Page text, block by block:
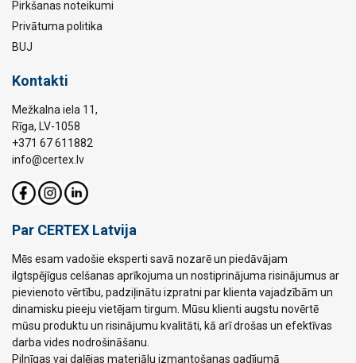
Pirkšanas noteikumi
Privātuma politika
BUJ
Kontakti
Mežkalna iela 11,
Rīga, LV-1058
+371 67 611882
info@certex.lv
Par CERTEX Latvija
Mēs esam vadošie eksperti savā nozarē un piedāvājam
ilgtspējīgus celšanas aprīkojuma un nostiprinājuma risinājumus ar
pievienoto vērtību, padziļinātu izpratni par klienta vajadzībām un
dinamisku pieeju vietējam tirgum. Mūsu klienti augstu novērtē
mūsu produktu un risinājumu kvalitāti, kā arī drošas un efektīvas
darba vides nodrošināšanu.
Pilnīgas vai daļējas materiālu izmantošanas gadījumā